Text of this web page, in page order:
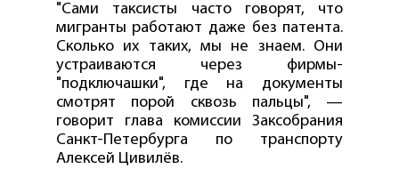
"Сами таксисты часто говорят, что
мигранты работают даже без патента.
Сколько их таких, мы не знаем. Они
устраиваются через фирмы-
"подключашки", где на документы
смотрят порой сквозь пальцы", —
говорит глава комиссии Заксобрания
Санкт-Петербурга по транспорту
Алексей Цивилёв.